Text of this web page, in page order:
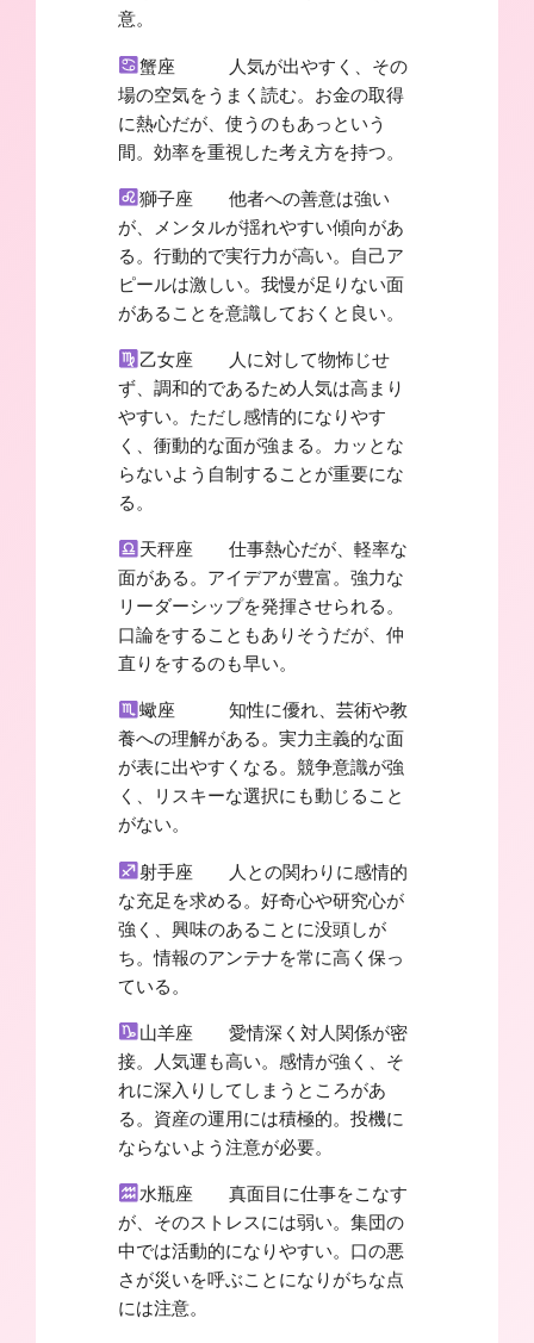
意。
蟹座 人気が出やすく、その
場の空気をうまく読む。お金の取得
に熱心だが、使うのもあっという
間。効率を重視した考え方を持つ。
獅子座 他者への善意は強い
が、メンタルが揺れやすい傾向があ
る。行動的で実行力が高い。自己ア
ピールは激しい。我慢が足りない面
があることを意識しておくと良い。
乙女座 人に対して物怖じせ
ず、調和的であるため人気は高まり
やすい。ただし感情的になりやす
く、衝動的な面が強まる。カッとな
らないよう自制することが重要にな
る。
天秤座 仕事熱心だが、軽率な
面がある。アイデアが豊富。強力な
リーダーシップを発揮させられる。
口論をすることもありそうだが、仲
直りをするのも早い。
蠍座 知性に優れ、芸術や教
養への理解がある。実力主義的な面
が表に出やすくなる。競争意識が強
く、リスキーな選択にも動じること
がない。
射手座 人との関わりに感情的
な充足を求める。好奇心や研究心が
強く、興味のあることに没頭しが
ち。情報のアンテナを常に高く保っ
ている。
山羊座 愛情深く対人関係が密
接。人気運も高い。感情が強く、そ
れに深入りしてしまうところがあ
る。資産の運用には積極的。投機に
ならないよう注意が必要。
水瓶座 真面目に仕事をこなす
が、そのストレスには弱い。集団の
中では活動的になりやすい。口の悪
さが災いを呼ぶことになりがちな点
には注意。